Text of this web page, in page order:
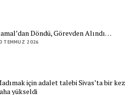
Döndü, Görevden Alındı…
TEMMUZ 2026
için adalet talebi Sivas’ta bir kez
yükseldi